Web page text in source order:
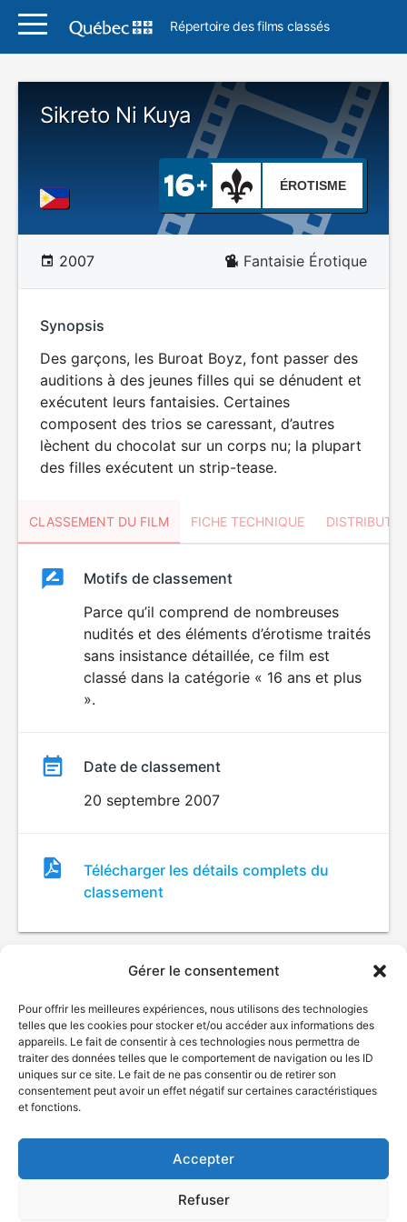
Gérer le consentement
Pour offrir les meilleures expériences, nous utilisons des technologies
telles que les cookies pour stocker et/ou accéder aux informations des
appareils. Le fait de consentir à ces technologies nous permettra de
traiter des données telles que le comportement de navigation ou les ID
uniques sur ce site. Le fait de ne pas consentir ou de retirer son
consentement peut avoir un effet négatif sur certaines caractéristiques
et fonctions.
Accepter
Refuser
Répertoire des films classés
Sikreto Ni Kuya
ÉROTISME
2007 Fantaisie Érotique
Synopsis
Des garçons, les Buroat Boyz, font passer des
auditions à des jeunes filles qui se dénudent et
exécutent leurs fantaisies. Certaines
composent des trios se caressant, d’autres
lèchent du chocolat sur un corps nu; la plupart
des filles exécutent un strip-tease.
CLASSEMENT DU FILM FICHE TECHNIQUE
ClassementClassement
ÉROTISME
Motifs de classement
Parce qu’il comprend de nombreuses
nudités et des éléments d’érotisme traités
sans insistance détaillée, ce film est
classé dans la catégorie « 16 ans et plus
».
Date de classement
20 septembre 2007
Fichier
de
classement
Télécharger les détails complets du
classement
© Gouvernement du Québec, 2026
Plan du site
Accessibilité
Accès à l'information
Déclaration de services